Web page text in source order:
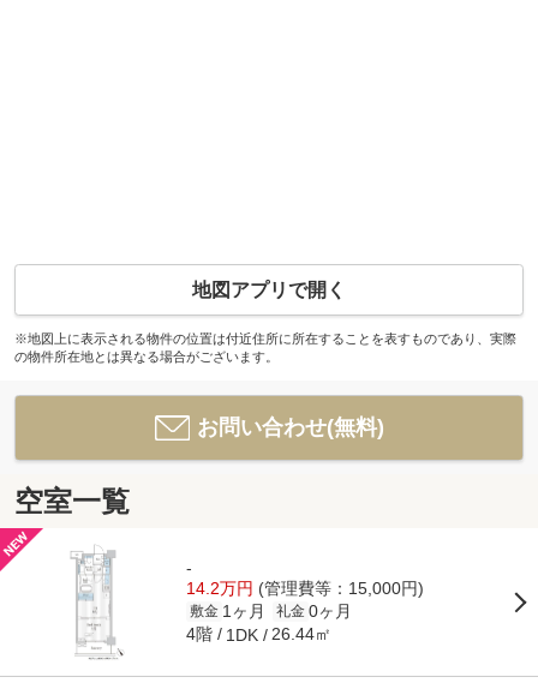
地図アプリで開く
※地図上に表示される物件の位置は付近住所に所在することを表すものであり、実際
の物件所在地とは異なる場合がございます。
お問い合わせ(無料)
空室一覧
-
14.2万円 (管理費等：15,000円)
敷金 1ヶ月 礼金 0ヶ月
4階 1DK 26.44㎡